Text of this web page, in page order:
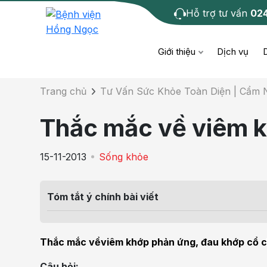
Hỗ trợ tư vấn
Giới thiệu Dịch vụ
Bệnh học
Tiêm chủng
Chi tiết bài tư
Trang chủ Tư Vấn Sức Khỏe Toàn Diện | Cẩm
Thắc mắc về viêm
15-11-2013 Sống khỏe
Tóm tắt ý chính bài viết
Thắc mắc vềviêm khớp phản ứng, đau khớp cổ